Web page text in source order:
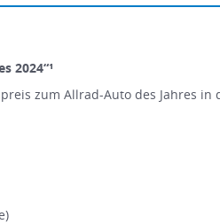
2024“¹
zum Allrad-Auto des Jahres in